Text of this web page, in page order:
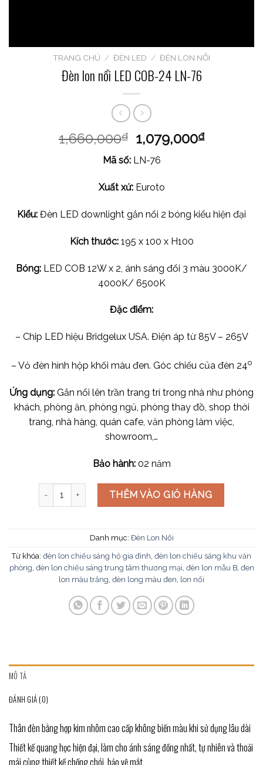
TRANG CHỦ / ĐÈN LED / ĐÈN LON NỔI
Đèn lon nổi LED COB-24 LN-76
1,660,000₫ 1,079,000₫
Mã số:LN-76
Xuất xứ:Euroto
Kiểu: Đèn LED downlight gắn nổi 2 bóng kiểu hiện đại
Kích thước: 195 x 100 x H100
Bóng: LED COB 12W x 2, ánh sáng đổi 3 màu 3000K/
4000K/ 6500K
Đặc điểm:
– Chip LED hiệu Bridgelux USA. Điện áp từ 85V – 265V
– Vỏ đèn hình hộp khối màu đen. Góc chiếu của đèn 24o
Ứng dụng: Gắn nổi lên trần trang trí trong nhà như phòng
khách, phòng ăn, phòng ngủ, phòng thay đồ, shop thời
trang, nhà hàng, quán cafe, văn phòng làm việc,
showroom,…
Bảo hành:02 năm
Đèn lon nổi LED COB-24 LN-76 số lượng
THÊM VÀO GIỎ HÀNG
Danh mục: Đèn Lon Nổi
Từ khóa: đèn lon chiếu sáng hộ gia đình đèn lon chiếu sáng khu văn
phòng đèn lon chiếu sáng trung tâm thương mại đèn lon mẫu B, đen
lon màu trắng đèn long màu đen lon nổi
MÔ TẢ
ĐÁNH GIÁ (0)
Thân đèn bằng hợp kim nhôm cao cấp không biến màu khi sử dụng lâu dài
Thiết kế quang học hiện đại, làm cho ánh sáng đồng nhất, tự nhiên và thoải
mái cùng thiết kế chống chói, bảo vệ mắt.